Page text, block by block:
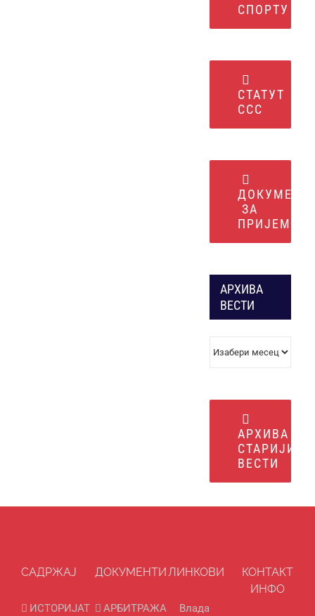
СПОРТУ
СТАТУТ
ССС
ЗА
ПРИЈЕМ
АРХИВА
ВЕСТИ
ВЕСТИ
АРХИВА
СТАРИЈИХ
ВЕСТИ
САДРЖАЈ
ИСТОРИЈАТ
ДОКУМЕНТИ
АРБИТРАЖА
ЛИНКОВИ
Влада
КОНТАКТ
ИНФО